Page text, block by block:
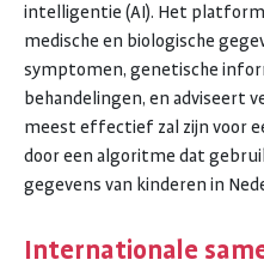
intelligentie (AI). Het platform
medische en biologische
symptomen, genetische
behandelingen, en adviseert
meest effectief zal zijn voor
door een algoritme dat
gegevens van kinderen in
Internationale